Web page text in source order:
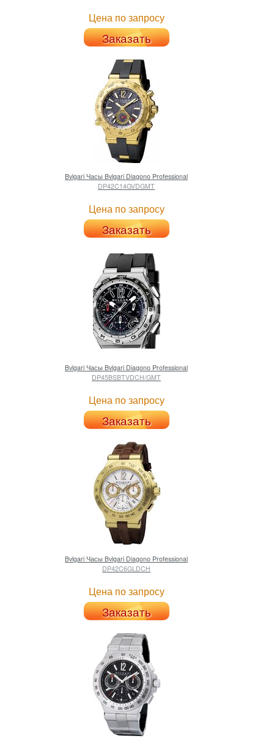
Цена по запросу
Заказать
Bvlgari Часы Bvlgari Diagono Professional
DP42C14GVDGMT
Цена по запросу
Заказать
Bvlgari Часы Bvlgari Diagono Professional
DP45BSBTVDCH/GMT
Цена по запросу
Заказать
Bvlgari Часы Bvlgari Diagono Professional
DP42C6GLDCH
Цена по запросу
Заказать